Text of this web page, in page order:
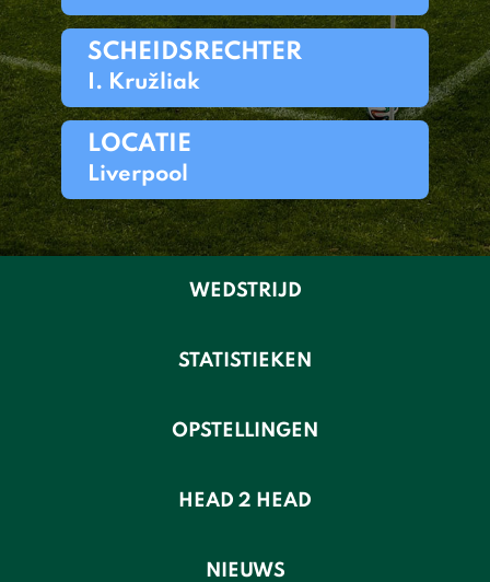
SCHEIDSRECHTER
I. Kružliak
LOCATIE
Liverpool
WEDSTRIJD
STATISTIEKEN
OPSTELLINGEN
HEAD 2 HEAD
NIEUWS